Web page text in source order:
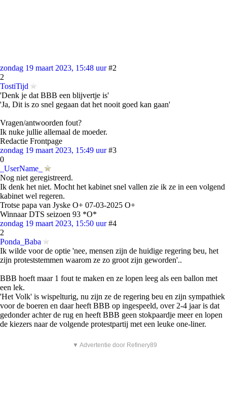
zondag 19 maart 2023, 15:48 uur #2
2
TostiTijd
'Denk je dat BBB een blijvertje is'
'Ja, Dit is zo snel gegaan dat het nooit goed kan gaan'
Vragen/antwoorden fout?
Ik nuke jullie allemaal de moeder.
Redactie Frontpage
zondag 19 maart 2023, 15:49 uur #3
0
_UserName_
Nog niet geregistreerd.
Ik denk het niet. Mocht het kabinet snel vallen zie ik ze in een volgend
kabinet wel regeren.
Trotse papa van Jyske O+ 07-03-2025 O+
Winnaar DTS seizoen 93 *O*
zondag 19 maart 2023, 15:50 uur #4
2
Ponda_Baba
Ik wilde voor de optie 'nee, mensen zijn de huidige regering beu, het
zijn proteststemmen waarom ze zo groot zijn geworden'..
BBB hoeft maar 1 fout te maken en ze lopen leeg als een ballon met
een lek.
'Het Volk' is wispelturig, nu zijn ze de regering beu en zijn sympathiek
voor de boeren en daar heeft BBB op ingespeeld, over 2-4 jaar is dat
gedonder achter de rug en heeft BBB geen stokpaardje meer en lopen
de kiezers naar de volgende protestpartij met een leuke one-liner.
▼ Advertentie door Refinery89